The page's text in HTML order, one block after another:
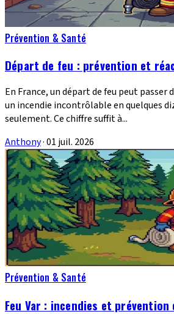
Prévention & Santé
Départ de feu : prévention et
En France, un départ de feu peut passer
un incendie incontrôlable en quelques
seulement. Ce chiffre suffit à...
Anthony·01 juil. 2026
Prévention & Santé
Feu Var : incendies et prévention